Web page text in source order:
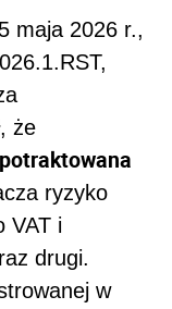
maja 2026 r.,
że
ryzyko
VAT i
drugi.
w